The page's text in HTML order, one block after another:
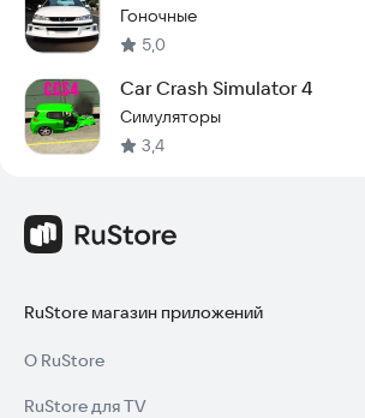
Гоночные
5,0
Car Crash Simulator 4
Симуляторы
3,4
RuStore магазин приложений
О RuStore
RuStore для TV